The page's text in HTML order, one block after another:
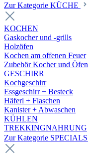
Zur Kategorie KÜCHE
KOCHEN
Gaskocher und -grills
Holzöfen
Kochen am offenen Feuer
Zubehör Kocher und Öfen
GESCHIRR
Kochgeschirr
Essgeschirr + Besteck
Häferl + Flaschen
Kanister + Abwaschen
KÜHLEN
TREKKINGNAHRUNG
Zur Kategorie SPECIALS